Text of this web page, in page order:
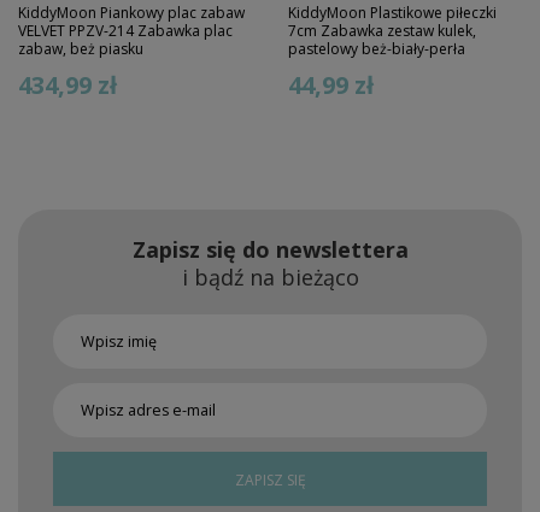
KiddyMoon Piankowy plac zabaw
VELVET PPZV-214 Zabawka plac
zabaw, beż piasku
434,99 zł
KiddyMoon Plastikowe piłeczki
7cm Zabawka zestaw kulek,
pastelowy beż-biały-perła
44,99 zł
Zapisz się do newslettera
i bądź na bieżąco
ZAPISZ SIĘ